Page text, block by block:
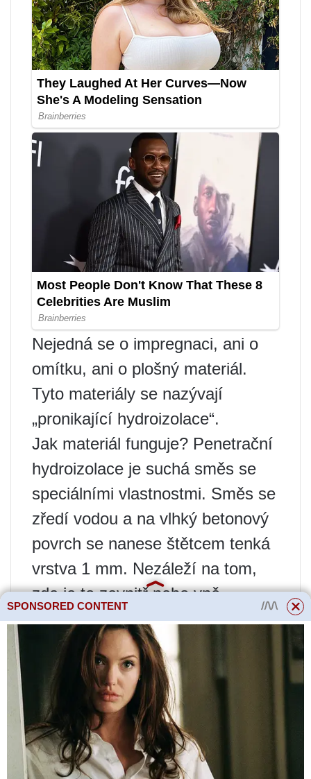
Nejedná se o impregnaci, ani o
omítku, ani o plošný materiál.
Tyto materiály se nazývají
„pronikající hydroizolace“.
Jak materiál funguje? Penetrační
hydroizolace je suchá směs se
speciálními vlastnostmi. Směs se
zředí vodou a na vlhký betonový
povrch se nanese štětcem tenká
vrstva 1 mm. Nezáleží na tom,
zda je to zevnitř nebo vně
konstrukce.
Složky směsi reagují se složkami
betonu a začnou kapilárami a
mikrotrhlinami pronikat hluboko
do stěn nebo podlahy až do
hloubky přes 40 centimetrů. Při
pohybu jsou kapiláry betonu
SPONSORED CONTENT